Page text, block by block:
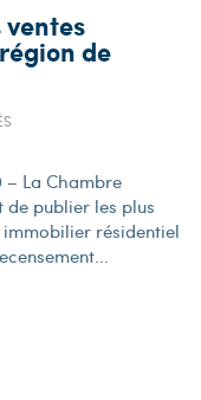
ventes
de
– La Chambre
publier les plus
résidentiel